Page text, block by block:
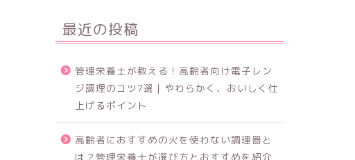
最近の投稿
管理栄養士が教える！高齢者向け電子レン
ジ調理のコツ7選｜やわらかく、おいしく仕
上げるポイント
高齢者におすすめの火を使わない調理器と
は？管理栄養士が選び方とおすすめを紹介